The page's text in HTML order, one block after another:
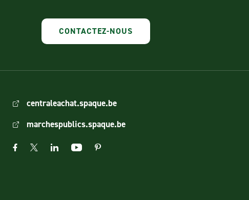
CONTACTEZ-NOUS
centraleachat.spaque.be
marchespublics.spaque.be